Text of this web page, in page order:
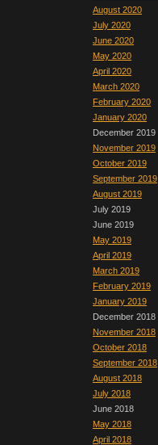
August 2020
July 2020
June 2020
May 2020
April 2020
March 2020
February 2020
January 2020
December 2019
November 2019
October 2019
September 2019
August 2019
July 2019
June 2019
May 2019
April 2019
March 2019
February 2019
January 2019
December 2018
November 2018
October 2018
September 2018
August 2018
July 2018
June 2018
May 2018
April 2018